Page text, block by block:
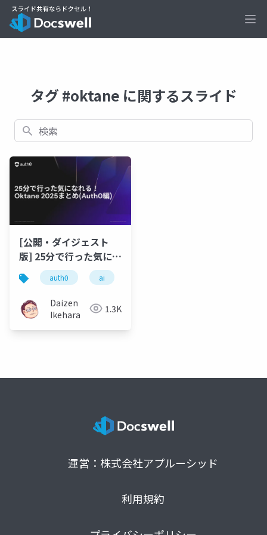
タグ #oktane に関するスライド
検索
[公開・ダイジェスト
版] 25分で行った気にな
れる！ Oktane 2025ま
とめ(Auth0編)
auth0 ai
Daizen
Ikehara
1.3K
運営：株式会社アプルーシッド
利用規約